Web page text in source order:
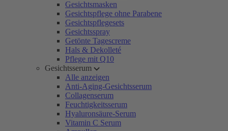
Gesichtsmasken
Gesichtspflege ohne Parabene
Gesichtspflegesets
Gesichtsspray
Getönte Tagescreme
Hals & Dekolleté
Pflege mit Q10
Gesichtsserum
Alle anzeigen
Anti-Aging-Gesichtsserum
Collagenserum
Feuchtigkeitsserum
Hyaluronsäure-Serum
Vitamin C Serum